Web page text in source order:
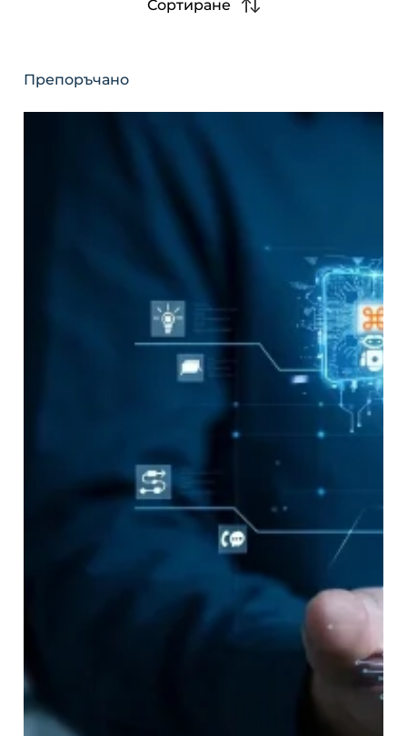
Сортиране
Препоръчано